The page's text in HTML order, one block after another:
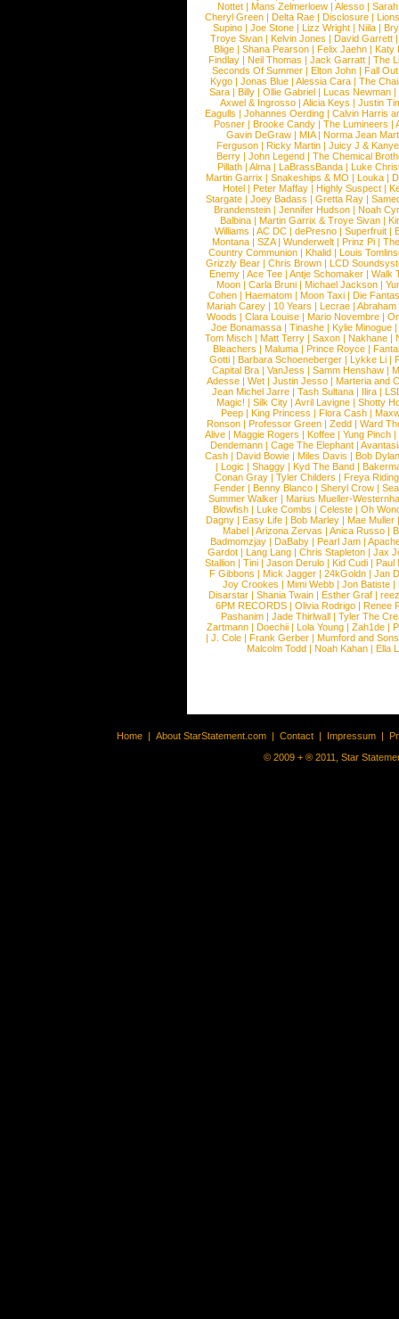
Nottet |Mans Zelmerloew |Alesso |
Cheryl Green |Delta Rae |Disclosure |
Supino |Joe Stone |Lizz Wright |Niila |
Troye Sivan | Kelvin Jones | David Garrett
Blige | Shana Pearson | Felix Jaehn | Katy
Findlay |Neil Thomas |Jack Garratt |The
Seconds Of Summer |Elton John |Fall
Kygo |Jonas Blue |Alessia Cara |The
Sara |Billy |Ollie Gabriel |Lucas Newman |
Axwel & Ingrosso | Alicia Keys | Justin
Eagulls |Johannes Oerding |Calvin Harris
Posner |Brooke Candy |The Lumineers |
Gavin DeGraw | MIA| Norma Jean
Ferguson | Ricky Martin | Juicy J &
Berry | John Legend | The Chemical
Pillath |Alma |LaBrassBanda |Luke
Martin Garrix | Snakeships & MO | Louka |
Hotel | Peter Maffay | Highly Suspect |
Stargate |Joey Badass |Gretta Ray |
Brandenstein |Jennifer Hudson |Noah
Balbina | Martin Garrix & Troye Sivan |
Williams |AC DC |dePresno |Superfruit |
Montana |SZA|Wunderwelt |Prinz Pi |
Country Communion | Khalid | Louis
Grizzly Bear | Chris Brown | LCD
Enemy | Ace Tee | Antje Schomaker | Walk
Moon |Carla Bruni |Michael Jackson |
Cohen |Haematom |Moon Taxi |Die
Mariah Carey | 10 Years | Lecrae | Abraham
Woods |Clara Louise |Mario Novembre |
Joe Bonamassa | Tinashe | Kylie Minogue |
Tom Misch |Matt Terry |Saxon |Nakhane |
Bleachers | Maluma | Prince Royce |
Gotti |Barbara Schoeneberger |Lykke Li |
Capital Bra |VanJess |Samm Henshaw |
Adesse |Wet |Justin Jesso |Marteria and
Jean Michel Jarre |Tash Sultana | Ilira |
Magic! | Silk City | Avril Lavigne | Shotty
Peep |King Princess |Flora Cash |
Ronson |Professor Green |Zedd |Ward
Alive |Maggie Rogers |Koffee |Yung Pinch |
Dendemann |Cage The Elephant |
Cash | David Bowie | Miles Davis | Bob Dylan
|Logic |Shaggy |Kyd The Band |
Conan Gray |Tyler Childers |Freya
Fender |Benny Blanco |Sheryl Crow |
Summer Walker |Marius Mueller-
Blowfish | Luke Combs | Celeste | Oh
Dagny |Easy Life |Bob Marley |Mae Muller
Mabel |Arizona Zervas |Anica Russo |
Badmomzjay |DaBaby |Pearl Jam |
Gardot | Lang Lang | Chris Stapleton | Jax
Stallion |Tini |Jason Derulo |Kid Cudi |Paul
F Gibbons | Mick Jagger | 24kGoldn | Jan
Joy Crookes | Mimi Webb | Jon Batiste |
Disarstar | Shania Twain | Esther Graf |
6PM RECORDS | Olivia Rodrigo | Renee
Pashanim |Jade Thirlwall |Tyler The
Zartmann | Doechii | Lola Young | Zah1de |
| J. Cole | Frank Gerber | Mumford and Sons
Malcolm Todd | Noah Kahan | Ella
Home | About StarStatement.com | Contact | Impressum |
© 2009 + ® 2011, Star